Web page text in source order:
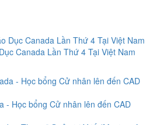
Canada Lần Thứ 4 Tại Việt Nam
- Học bổng Cử nhân lên đến CAD